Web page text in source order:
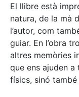
El llibre està
natura, de la mà
l’autor, com
guiar. En l’obra
altres memòries
que ens ajuden
físics, sinó també